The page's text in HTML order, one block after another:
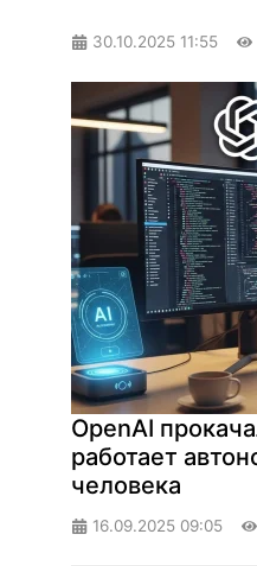
30.10.2025 11:55
OpenAI
работает
человека
16.09.2025 09:05